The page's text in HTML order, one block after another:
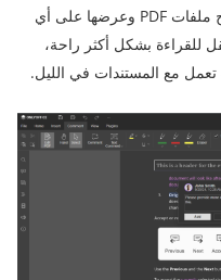
يسمح لك محرر ONLYOFFICE PDF بفتح ملفات PDF وعرضها على أي
للقراءة بشكل أكثر راحة،
تعمل مع المستندات في الليل.